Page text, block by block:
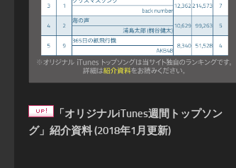
「オリジナルiTunes週間トップソン
グ」紹介資料 (2018年1月更新)